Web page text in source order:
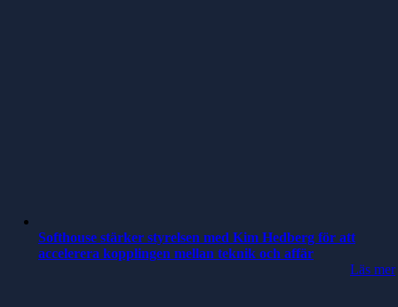
Softhouse stärker styrelsen med Kim Hedberg för att
accelerera kopplingen mellan teknik och affär
Läs mer